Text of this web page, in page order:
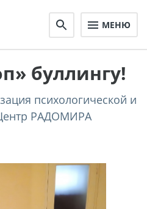
МЕНЮ
буллингу!
психологической и
РАДОМИРА